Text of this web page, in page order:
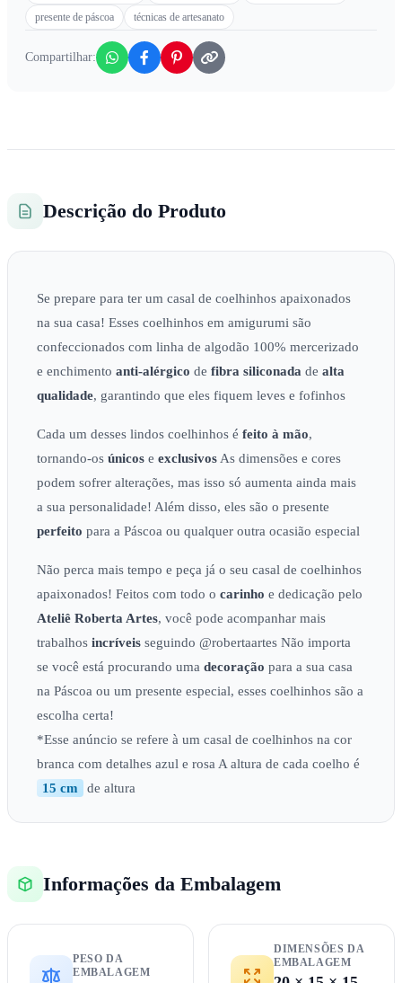
presente de páscoa
técnicas de artesanato
Compartilhar:
Descrição do Produto
Se prepare para ter um casal de coelhinhos apaixonados
na sua casa! Esses coelhinhos em amigurumi são
confeccionados com linha de algodão 100% mercerizado
e enchimento anti-alérgico de fibra siliconada de alta
qualidade, garantindo que eles fiquem leves e fofinhos
Cada um desses lindos coelhinhos é feito à mão,
tornando-os únicos e exclusivosAs dimensões e cores
podem sofrer alterações, mas isso só aumenta ainda mais
a sua personalidade! Além disso, eles são o presente
perfeito para a Páscoa ou qualquer outra ocasião especial
Não perca mais tempo e peça já o seu casal de coelhinhos
apaixonados! Feitos com todo o carinho e dedicação pelo
Ateliê Roberta Artes, você pode acompanhar mais
trabalhos incríveis seguindo @robertaartes Não importa
se você está procurando uma decoração para a sua casa
na Páscoa ou um presente especial, esses coelhinhos são a
escolha certa!
*Esse anúncio se refere à um casal de coelhinhos na cor
branca com detalhes azul e rosa A altura de cada coelho é
15 cm
de altura
Informações da Embalagem
PESO DA
EMBALAGEM
DIMENSÕES DA
EMBALAGEM